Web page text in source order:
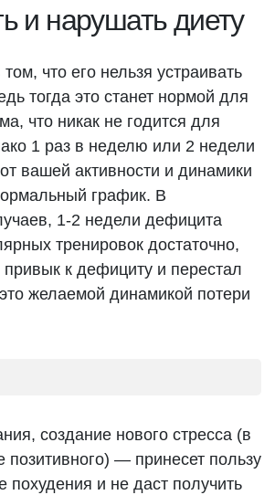
и нарушать диету
что его нельзя устраивать
тогда это станет нормой для
что никак не годится для
1 раз в неделю или 2 недели
вашей активности и динамики
график. В
1-2 недели дефицита
тренировок достаточно,
привык к дефициту и перестал
желаемой динамикой потери
создание нового стресса (в
позитивного) — принесет пользу
похудения и не даст получить